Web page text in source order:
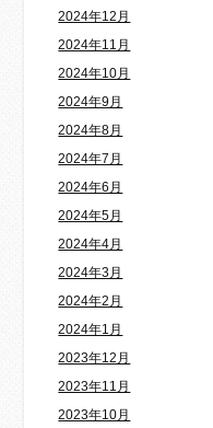
2024年12月
2024年11月
2024年10月
2024年9月
2024年8月
2024年7月
2024年6月
2024年5月
2024年4月
2024年3月
2024年2月
2024年1月
2023年12月
2023年11月
2023年10月